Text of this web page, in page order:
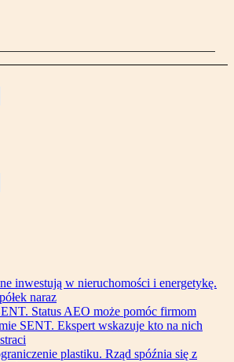
inwestują w nieruchomości i energetykę.
naraz
Status AEO może pomóc firmom
SENT. Ekspert wskazuje kto na nich
plastiku. Rząd spóźnia się z